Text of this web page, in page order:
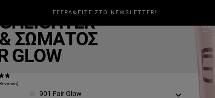
ΕΓΓΡΑΦΕΙΤΕ ΣΤΟ NEWSLETTER!
ΣΏΜΑΤΟΣ
GLOW
Color901 Fair Glow